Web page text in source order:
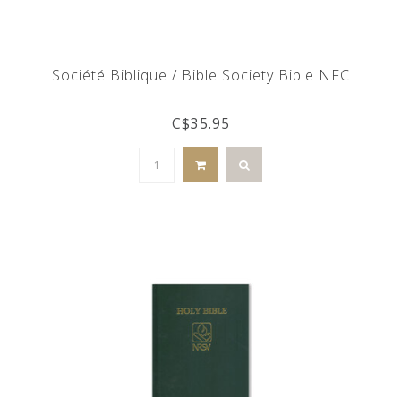
Société Biblique / Bible Society Bible NFC
C$35.95